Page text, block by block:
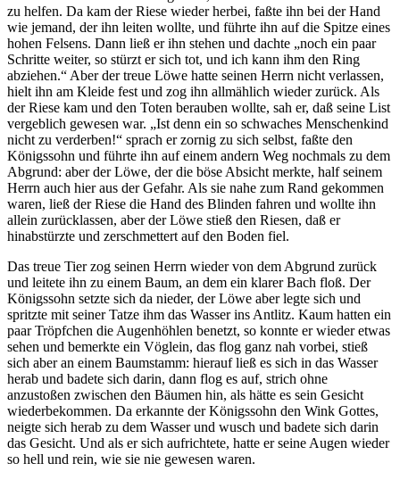
zu helfen. Da kam der Riese wieder herbei, faßte ihn bei der Hand
wie jemand, der ihn leiten wollte, und führte ihn auf die Spitze eines
hohen Felsens. Dann ließ er ihn stehen und dachte „noch ein paar
Schritte weiter, so stürzt er sich tot, und ich kann ihm den Ring
abziehen.“ Aber der treue Löwe hatte seinen Herrn nicht verlassen,
hielt ihn am Kleide fest und zog ihn allmählich wieder zurück. Als
der Riese kam und den Toten berauben wollte, sah er, daß seine List
vergeblich gewesen war. „Ist denn ein so schwaches Menschenkind
nicht zu verderben!“ sprach er zornig zu sich selbst, faßte den
Königssohn und führte ihn auf einem andern Weg nochmals zu dem
Abgrund: aber der Löwe, der die böse Absicht merkte, half seinem
Herrn auch hier aus der Gefahr. Als sie nahe zum Rand gekommen
waren, ließ der Riese die Hand des Blinden fahren und wollte ihn
allein zurücklassen, aber der Löwe stieß den Riesen, daß er
hinabstürzte und zerschmettert auf den Boden fiel.
Das treue Tier zog seinen Herrn wieder von dem Abgrund zurück
und leitete ihn zu einem Baum, an dem ein klarer Bach floß. Der
Königssohn setzte sich da nieder, der Löwe aber legte sich und
spritzte mit seiner Tatze ihm das Wasser ins Antlitz. Kaum hatten ein
paar Tröpfchen die Augenhöhlen benetzt, so konnte er wieder etwas
sehen und bemerkte ein Vöglein, das flog ganz nah vorbei, stieß
sich aber an einem Baumstamm: hierauf ließ es sich in das Wasser
herab und badete sich darin, dann flog es auf, strich ohne
anzustoßen zwischen den Bäumen hin, als hätte es sein Gesicht
wiederbekommen. Da erkannte der Königssohn den Wink Gottes,
neigte sich herab zu dem Wasser und wusch und badete sich darin
das Gesicht. Und als er sich aufrichtete, hatte er seine Augen wieder
so hell und rein, wie sie nie gewesen waren.